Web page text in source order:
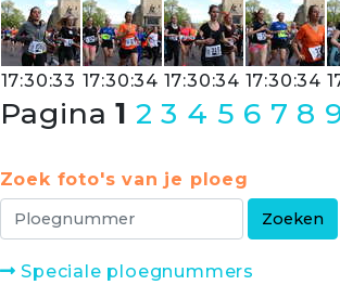
17:30:33 17:30:34 17:30:34 17:30:34
Pagina1 2 3 4 5 6 7 8
Zoek foto's van je ploeg
Speciale ploegnummers